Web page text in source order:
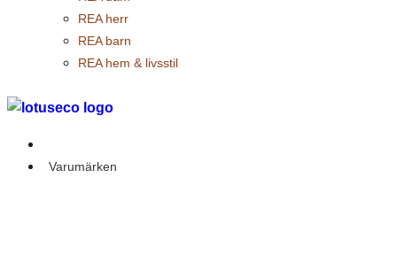
REA herr
REA barn
REA hem & livsstil
Varumärken